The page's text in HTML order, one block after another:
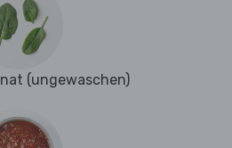
(ungewaschen)